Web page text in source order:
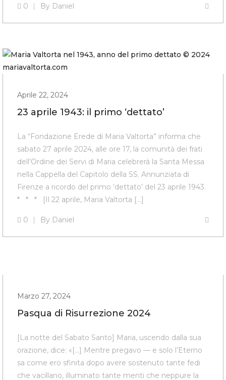
0 By Daniel
Aprile 22, 2024
23 aprile 1943: il primo ‘dettato’
La “Fondazione Erede di Maria Valtorta” informa che
sabato 27 aprile 2024, alle ore 17, la comunità dei frati
dell’Ordine dei Servi di Maria celebrerà la Santa Messa
nella Cappella del Capitolo della SS. Annunziata di
Firenze a ricordo del primo ‘dettato’ del 23 aprile 1943.
* * * [Il 22 aprile, Maria Valtorta […]
0 By Daniel
Marzo 27, 2024
Pasqua di Risurrezione 2024
[La notte del Sabato Santo] Maria, uscendo dalla sua
orazione, dice: «[…] Mentre pregavo — e solo l’E­terno
sa come ero sfinita dopo avere sostenuto tante fedi
che vacillano, illuminato tante menti che neppure la